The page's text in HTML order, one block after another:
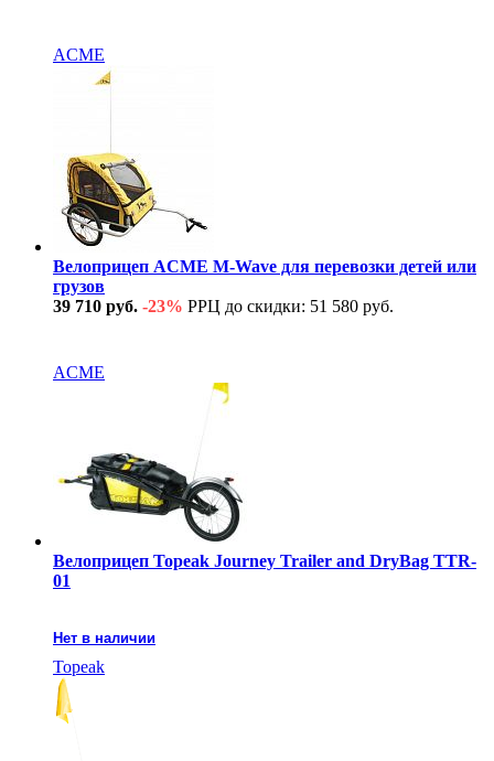
ACME
Велоприцеп ACME M-Wave для перевозки детей или
грузов
39 710 руб. -23% РРЦ до скидки: 51 580 руб.
ACME
Велоприцеп Topeak Journey Trailer and DryBag TTR-
01
Нет в наличии
Topeak